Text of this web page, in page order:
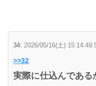
34: 2026/05/16(土)
>>32
実際に仕込んである